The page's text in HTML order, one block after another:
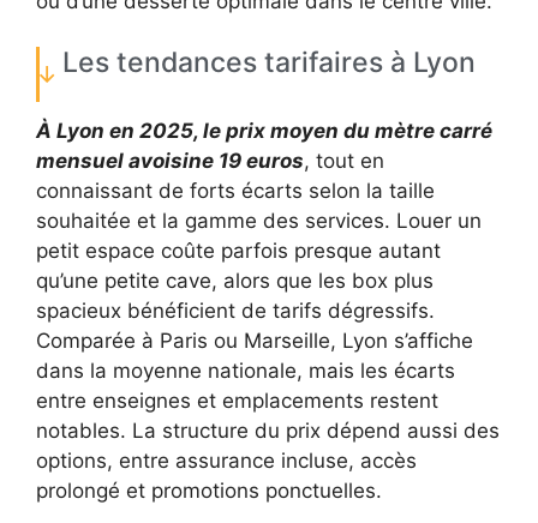
Les tendances tarifaires à Lyon
À Lyon en 2025, le prix moyen du mètre carré
mensuel avoisine 19 euros, tout en
connaissant de forts écarts selon la taille
souhaitée et la gamme des services. Louer un
petit espace coûte parfois presque autant
qu’une petite cave, alors que les box plus
spacieux bénéficient de tarifs dégressifs.
Comparée à Paris ou Marseille, Lyon s’affiche
dans la moyenne nationale, mais les écarts
entre enseignes et emplacements restent
notables. La structure du prix dépend aussi des
options, entre assurance incluse, accès
prolongé et promotions ponctuelles.